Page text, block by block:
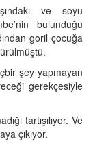
ve soyu
bulunduğu
goril çocuğa
şey yapmayan
gerekçesiyle
tartışılıyor. Ve
çıkıyor.